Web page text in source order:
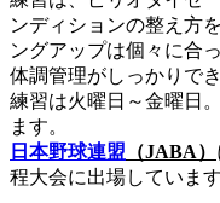
ンディションの整え方
ングアップは個々に合
体調管理がしっかりでき
練習は火曜日～金曜日
ます。
日本野球連盟 （JABA）
程大会に出場しています